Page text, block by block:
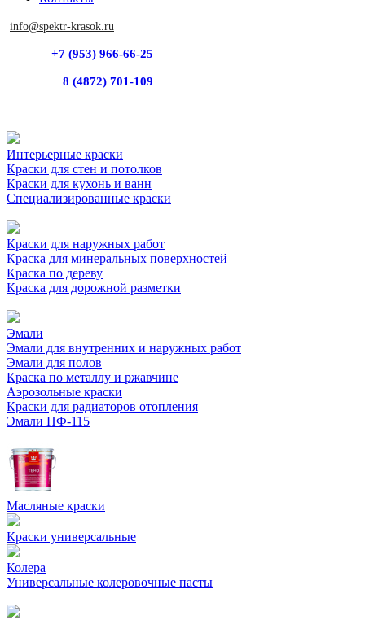
info@spektr-krasok.ru
+7 (953) 966-66-25
8 (4872) 701-109
Интерьерные краски
Краски для стен и потолков
Краски для кухонь и ванн
Специализированные краски
Краски для наружных работ
Краска для минеральных поверхностей
Краска по дереву
Краска для дорожной разметки
Эмали
Эмали для внутренних и наружных работ
Эмали для полов
Краска по металлу и ржавчине
Аэрозольные краски
Краски для радиаторов отопления
Эмали ПФ-115
Масляные краски
Краски универсальные
Колера
Универсальные колеровочные пасты